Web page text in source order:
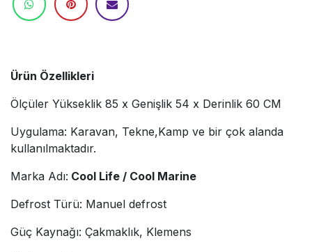
Ürün Özellikleri
Ölçüler Yükseklik 85 x Genişlik 54 x Derinlik 60 CM
Uygulama: Karavan, Tekne,Kamp ve bir çok alanda
kullanılmaktadır.
Marka Adı: Cool Life / Cool Marine
Defrost Türü: Manuel defrost
Güç Kaynağı: Çakmaklık, Klemens